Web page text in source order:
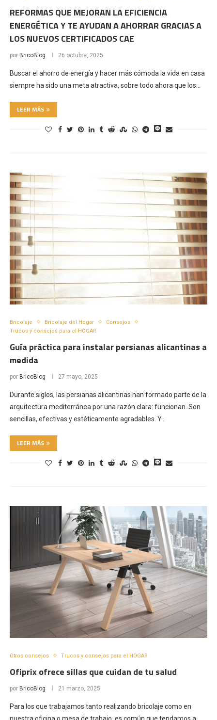
REFORMAS QUE MEJORAN LA EFICIENCIA
ENERGÉTICA Y TE AYUDAN A AHORRAR GRACIAS A
LOS NUEVOS CERTIFICADOS CAE
por BricoBlog 26 octubre, 2025
Buscar el ahorro de energía y hacer más cómoda la vida en casa
siempre ha sido una meta atractiva, sobre todo ahora que los…
LEER MÁS
Bricolaje Bricolaje del Hogar
Consejos
Trucos y consejos para el HOGAR
Guía práctica para instalar persianas alicantinas a
medida
por BricoBlog 27 mayo, 2025
Durante siglos, las persianas alicantinas han formado parte de la
arquitectura mediterránea por una razón clara: funcionan. Son
sencillas, efectivas y estéticamente agradables. Y…
LEER MÁS
Otros consejos Trucos y consejos para el HOGAR
Ofiprix ofrece sillas que cuidan de tu salud
por BricoBlog 21 marzo, 2025
Para los que trabajamos tanto realizando bricolaje como en
nuestra oficina o mesa de trabajo, es común que tendamos a